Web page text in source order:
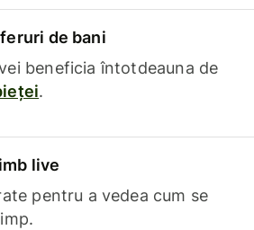
de bani
beneficia întotdeauna de
.
live
pentru a vedea cum se